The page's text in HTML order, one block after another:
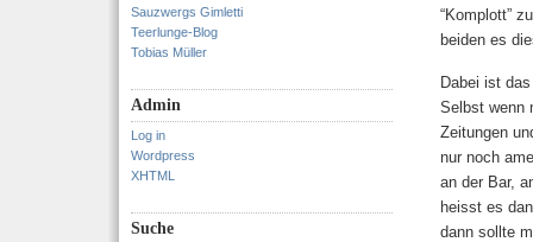
Sauzwergs Gimletti
Teerlunge-Blog
Tobias Müller
Admin
Log in
Wordpress
XHTML
Suche
“Komplott”
beiden es
Dabei ist
Selbst wenn
Zeitungen
nur noch
an der Bar,
heisst es
dann sollte